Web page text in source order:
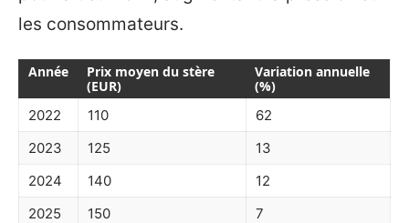
les consommateurs.
Année
Prix moyen du stère
(EUR)
Variation annuelle
(%)
2022
110
62
2023
125
13
2024
140
12
2025
150
7